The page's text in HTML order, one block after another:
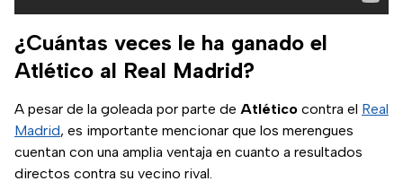
¿Cuántas veces le ha ganado el
Atlético al Real Madrid?
A pesar de la goleada por parte de Atlético contra el Real
Madrid, es importante mencionar que los merengues
cuentan con una amplia ventaja en cuanto a resultados
directos contra su vecino rival.